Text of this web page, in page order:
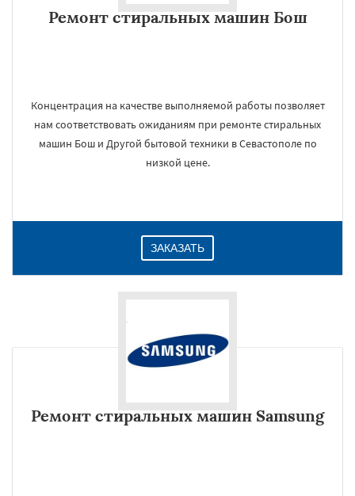
Ремонт стиральных машин Бош
Концентрация на качестве выполняемой работы позволяет
нам соответствовать ожиданиям при ремонте стиральных
машин Бош и Другой бытовой техники в Севастополе по
низкой цене.
ЗАКАЗАТЬ
Ремонт стиральных машин Samsung